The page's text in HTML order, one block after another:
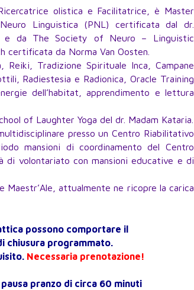
olistica e Facilitatrice, è Master
Linguistica (PNL) certificata dal dr.
e da The Society of Neuro – Linguistic
certificata da Norma Van Oosten.
Tradizione Spirituale Inca, Campane
Radiestesia e Radionica, Oracle Training
dell’habitat, apprendimento e lettura
of Laughter Yoga del dr. Madam Kataria.
presso un Centro Riabilitativo
mansioni di coordinamento del Centro
volontariato con mansioni educative e di
Maestr’Ale, attualmente ne ricopre la carica
possono comportare il
chiusura programmato.
Necessaria prenotazione!
pranzo di circa 60 minuti